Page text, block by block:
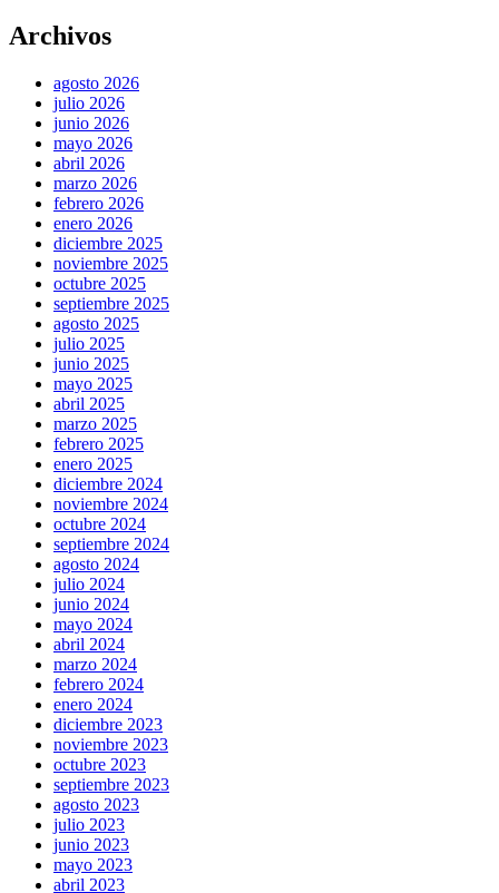
Archivos
agosto 2026
julio 2026
junio 2026
mayo 2026
abril 2026
marzo 2026
febrero 2026
enero 2026
diciembre 2025
noviembre 2025
octubre 2025
septiembre 2025
agosto 2025
julio 2025
junio 2025
mayo 2025
abril 2025
marzo 2025
febrero 2025
enero 2025
diciembre 2024
noviembre 2024
octubre 2024
septiembre 2024
agosto 2024
julio 2024
junio 2024
mayo 2024
abril 2024
marzo 2024
febrero 2024
enero 2024
diciembre 2023
noviembre 2023
octubre 2023
septiembre 2023
agosto 2023
julio 2023
junio 2023
mayo 2023
abril 2023